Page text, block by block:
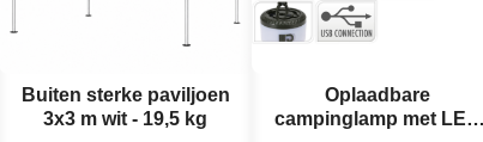
Buiten sterke paviljoen
3x3 m wit - 19,5 kg
Oplaadbare
campinglamp met LED